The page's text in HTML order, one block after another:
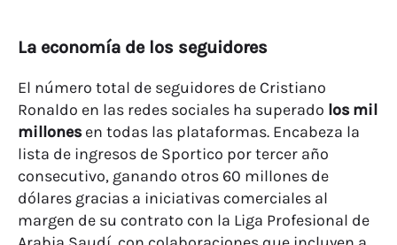
La economía de los seguidores
El número total de seguidores de Cristiano
Ronaldo en las redes sociales ha superado los mil
millonesen todas las plataformas. Encabeza la
lista de ingresos de Sportico por tercer año
consecutivo, ganando otros 60 millones de
dólares gracias a iniciativas comerciales al
margen de su contrato con la Liga Profesional de